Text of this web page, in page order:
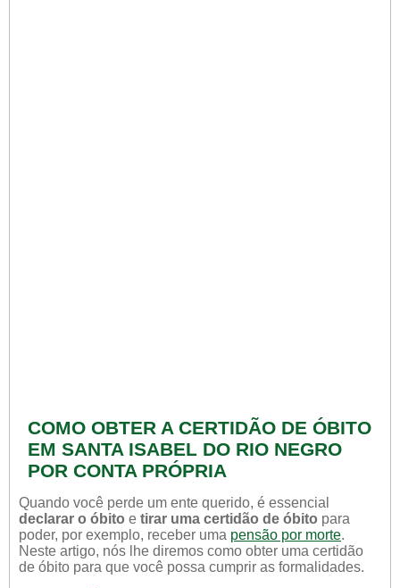
COMO OBTER A CERTIDÃO DE ÓBITO
EM SANTA ISABEL DO RIO NEGRO
POR CONTA PRÓPRIA
Quando você perde um ente querido, é essencial
declarar o óbito e tirar uma certidão de óbito para
poder, por exemplo, receber uma pensão por morte.
Neste artigo, nós lhe diremos como obter uma certidão
de óbito para que você possa cumprir as formalidades.